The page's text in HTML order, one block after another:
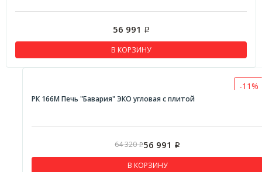
56 991 Р
В КОРЗИНУ
-11%
РК 166М Печь "Бавария" ЭКО угловая с плитой
64 320Р56 991 Р
В КОРЗИНУ